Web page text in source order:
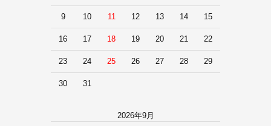
9 10 11 12 13 14 15
16 17 18 19 20 21 22
23 24 25 26 27 28 29
30 31
2026年9月